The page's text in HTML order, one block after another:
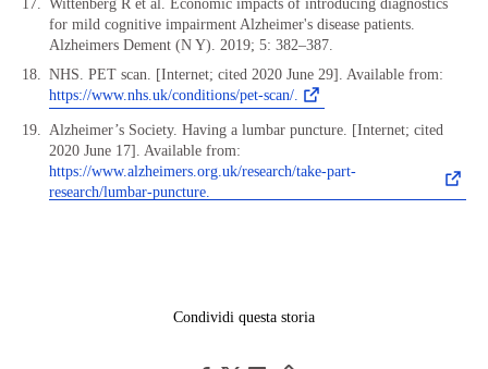
Wittenberg R et al. Economic impacts of introducing diagnostics
for mild cognitive impairment Alzheimer's disease patients.
Alzheimers Dement (N Y). 2019; 5: 382–387.
NHS. PET scan. [Internet; cited 2020 June 29]. Available from:
https://www.nhs.uk/conditions/pet-scan/.
Alzheimer’s Society. Having a lumbar puncture. [Internet; cited
2020 June 17]. Available from:
https://www.alzheimers.org.uk/research/take-part-
research/lumbar-puncture.
Condividi questa storia